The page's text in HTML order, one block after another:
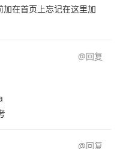
加在首页上忘记在这里加
@回复
@回复